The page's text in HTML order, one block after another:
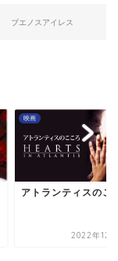
ブエノスアイレス
映画
アトランティスのこ
2022年12